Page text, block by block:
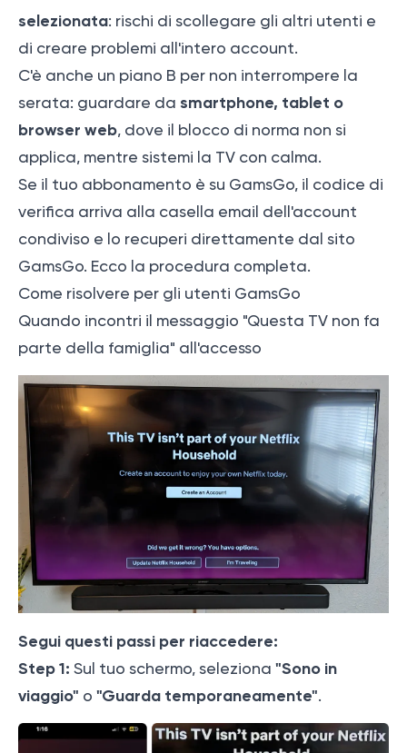
selezionata: rischi di scollegare gli altri utenti e
di creare problemi all'intero account.
C'è anche un piano B per non interrompere la
serata: guardare da smartphone, tablet o
browser web, dove il blocco di norma non si
applica, mentre sistemi la TV con calma.
Se il tuo abbonamento è su GamsGo, il codice di
verifica arriva alla casella email dell'account
condiviso e lo recuperi direttamente dal sito
GamsGo. Ecco la procedura completa.
Come risolvere per gli utenti GamsGo
Quando incontri il messaggio "Questa TV non fa
parte della famiglia" all'accesso
Segui questi passi per riaccedere:
Step 1: Sul tuo schermo, seleziona "Sono in
viaggio" o "Guarda temporaneamente".